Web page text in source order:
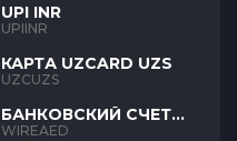
UPI INR
UPIINR
КАРТА UZCARD UZS
UZCUZS
БАНКОВСКИЙ СЧЕТ
AED
WIREAED